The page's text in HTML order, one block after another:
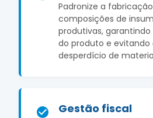
Padronize a
composições de
produtivas,
do produto e evitando
desperdício de
Gestão fiscal